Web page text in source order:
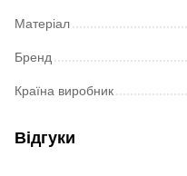
Матеріал
Бренд
Країна виробник
Відгуки